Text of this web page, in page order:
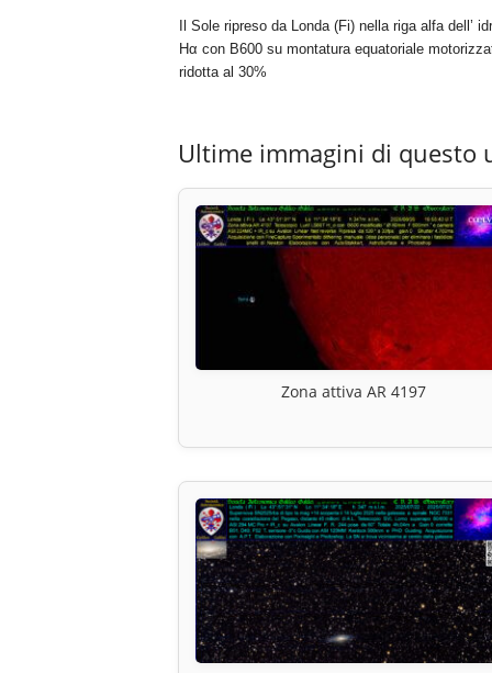
Il Sole ripreso da Londa (Fi) nella riga alfa dell’
Hα con B600 su montatura equatoriale
ridotta al 30%
Ultime immagini di questo
Zona attiva AR 4197